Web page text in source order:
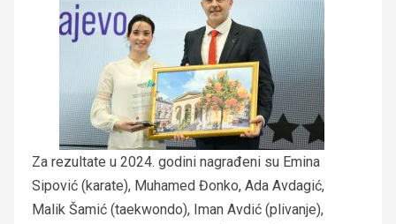
Za rezultate u 2024. godini nagrađeni su Emina
Sipović (karate), Muhamed Đonko, Ada Avdagić,
Malik Šamić (taekwondo), Iman Avdić (plivanje),